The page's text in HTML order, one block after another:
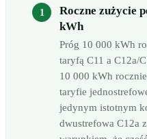
Roczne zużycie
kWh
Próg 10 000 kWh
taryfą C11 a C12a/
10 000 kWh
taryfie
jedynym istotnym
dwustrefowa C12a